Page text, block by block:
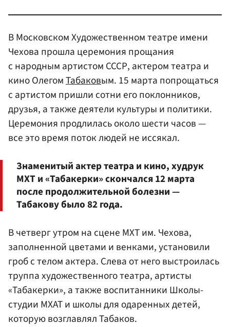
В Московском Художественном театре имени
Чехова прошла церемония прощания
с народным артистом СССР, актером театра и
кино ОлегомТабаковым. 15 марта попрощаться
с артистом пришли сотни его поклонников,
друзья, а также деятели культуры и политики.
Церемония продлилась около шести часов —
все это время поток людей не иссякал.
Знаменитый актер театра и кино, худрук
МХТ и «Табакерки» скончался 12 марта
после продолжительной болезни —
Табакову было 82 года.
В четверг утром на сцене МХТ им. Чехова,
заполненной цветами и венками, установили
гроб с телом актера. Слева от него выстроилась
труппа художественного театра, артисты
«Табакерки», а также воспитанники Школы-
студии МХАТ и школы для одаренных детей,
которую возглавлял Табаков.